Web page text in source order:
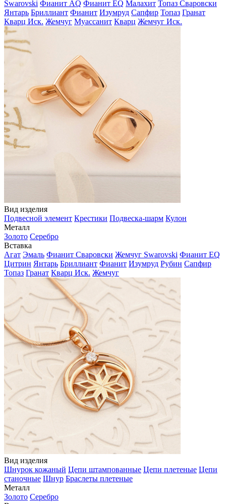
Swarovski Фианит AQ Фианит EQ Малахит Топаз Сваровски
Янтарь Бриллиант Фианит Изумруд Сапфир Топаз Гранат
Кварц Иск. Жемчуг Муассанит Кварц Жемчуг Иск.
Вид изделия
Подвесной элемент Крестики Подвеска-шарм Кулон
Металл
Золото Серебро
Вставка
Агат Эмаль Фианит Сваровски Жемчуг Swarovski Фианит EQ
Цитрин Янтарь Бриллиант Фианит Изумруд Рубин Сапфир
Топаз Гранат Кварц Иск. Жемчуг
Вид изделия
Шнурок кожаный Цепи штампованные Цепи плетеные Цепи
станочные Шнур Браслеты плетеные
Металл
Золото Серебро